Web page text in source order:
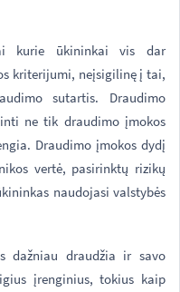
kurie ūkininkai vis dar
kriterijumi, neįsigilinę į tai,
sutartis. Draudimo
ne tik draudimo įmokos
Draudimo įmokos dydį
vertė, pasirinktų rizikų
naudojasi valstybės
dažniau draudžia ir savo
įrenginius, tokius kaip